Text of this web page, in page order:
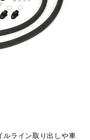
ルライン取り出しや車